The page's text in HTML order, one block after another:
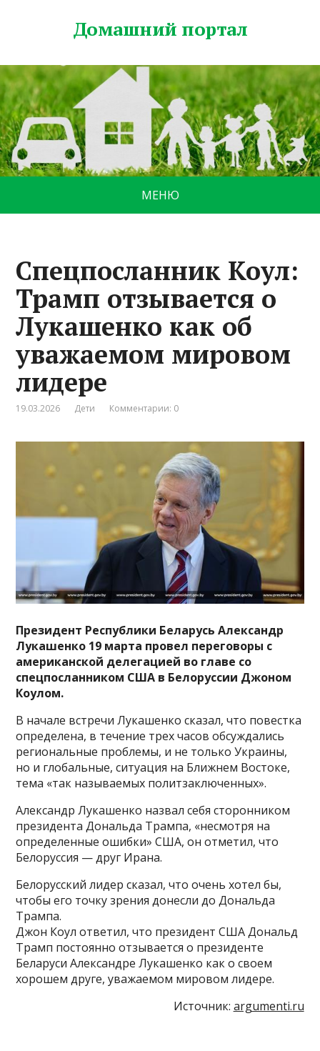
Домашний портал
МЕНЮ
Cпецпосланник Коул:
Трамп отзывается о
Лукашенко как об
уважаемом мировом
лидере
19.03.2026 Дети Комментарии: 0
Президент Республики Беларусь Александр
Лукашенко 19 марта провел переговоры с
американской делегацией во главе со
спецпосланником США в Белоруссии Джоном
Коулом.
В начале встречи Лукашенко сказал, что повестка
определена, в течение трех часов обсуждались
региональные проблемы, и не только Украины,
но и глобальные, ситуация на Ближнем Востоке,
тема «так называемых политзаключенных».
Александр Лукашенко назвал себя сторонником
президента Дональда Трампа, «несмотря на
определенные ошибки» США, он отметил, что
Белоруссия — друг Ирана.
Белорусский лидер сказал, что очень хотел бы,
чтобы его точку зрения донесли до Дональда
Трампа.
Джон Коул ответил, что президент США Дональд
Трамп постоянно отзывается о президенте
Беларуси Александре Лукашенко как о своем
хорошем друге, уважаемом мировом лидере.
Источник: argumenti.ru